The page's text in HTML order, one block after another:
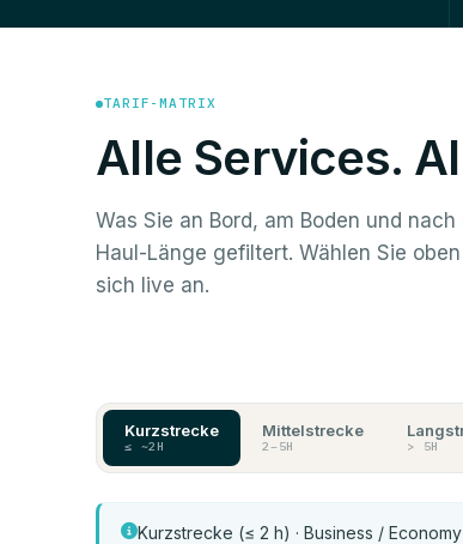
TARIF-MATRIX
Alle Services.
Was Sie an Bord, am Boden und
Haul-Länge gefiltert. Wählen Sie
sich live an.
Kurzstrecke
≤ ~2H
Mittelstrecke
2–5H > 5H
Kurzstrecke (≤ 2 h) · Business /